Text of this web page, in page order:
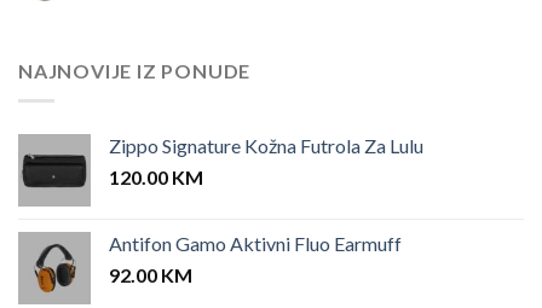
25.00 KM.
NAJNOVIJE IZ PONUDE
Zippo Signature Kožna Futrola Za Lulu
120.00 KM
Antifon Gamo Aktivni Fluo Earmuff
92.00 KM